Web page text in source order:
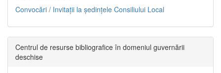
Convocări / Invitaţii la şedinţele Consiliului Local
Centrul de resurse bibliografice în domeniul guvernării
deschise